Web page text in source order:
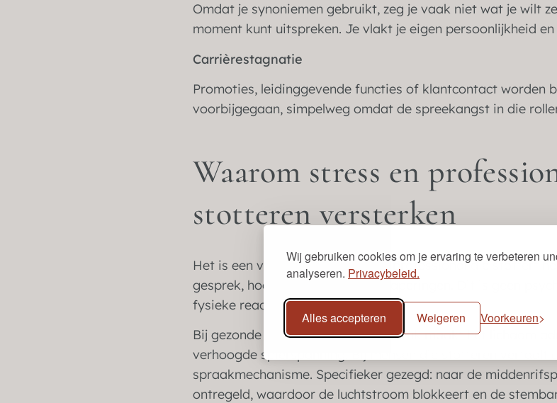
Wij gebruiken cookies om je ervaring te verbeteren
analyseren. Privacybeleid.
Alles accepteren Weigeren Voorkeuren
Omdat je synoniemen gebruikt, zeg je vaak niet wat je wilt
moment kunt uitspreken. Je vlakt je eigen persoonlijkheid
Carrièrestagnatie
Promoties, leidinggevende functies of klantcontact worden
voorbijgegaan, simpelweg omdat de spreekangst in die
Waarom stress en
stotteren versterken
Het is een vicieuze cirkel die elke professional die stottert
gesprek, hoe groter de kans op haperingen. Dit is geen
fysieke reactie.
Bij gezonde spanning of prestatiedruk maakt het lichaam
verhoogde spierspanning. Bij mensen die stotteren vertaalt
spraakmechanisme. Specifieker gezegd: naar de
ontregeld, waardoor de luchtstroom blokkeert en de